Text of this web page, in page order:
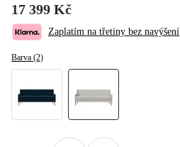
17 399 Kč
Zaplatím na třetiny bez navýšení
Barva (2)